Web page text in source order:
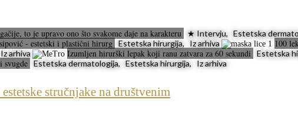
to je upravo ono što svakome daje na karakteru ★ Intervju, Estetska
- estetski i plastični hirurg Estetska hirurgija, Iz arhiva
100
arhiva Izumljen hirurški lepak koji ranu zatvara za 60 sekundi Estetska
svugde Estetska dermatologija, Estetska hirurgija, Iz arhiva
stručnjake na društvenim